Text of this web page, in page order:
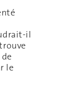
il
le